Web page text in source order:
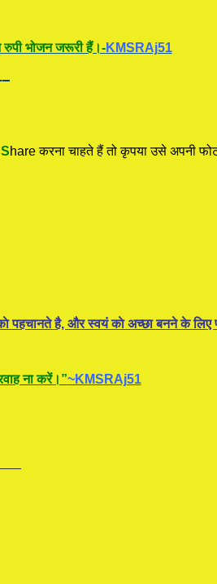
रुपी भोजन जरूरी हैं।-KMSRAj51
Share करना चाहते हैं तो कृपया उसे अपनी
पहचानते है, और स्वयं काे अच्छा बनने के लिए
ना करें।”~KMSRAj51